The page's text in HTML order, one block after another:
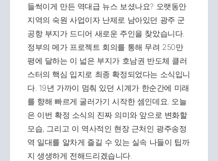
들썩이게 만든 역대급 뉴스 보셨나요? 오랫동안
지역의 숙원 사업이자 난제로 남아있던 광주 군
공항 부지가 드디어 새로운 주인을 찾았습니다.
정부의 메가 프로젝트 회의를 통해 무려 250만
평에 달하는 이 넓은 부지가 호남권 반도체 클러
스터의 핵심 입지로 최종 확정되었다는 소식입니
다. 19년 가까이 멈춰 있던 시계가 한순간에 미래
를 향해 빠르게 굴러가기 시작한 셈인데요. 오늘
은 이번 확정 소식의 진짜 의미와 앞으로 변화할
모습, 그리고 이 역사적인 현장 근처인 광주송정
역 일대를 알차게 즐길 수 있는 실속 나들이 팁까
지 생생하게 전해드리겠습니다.